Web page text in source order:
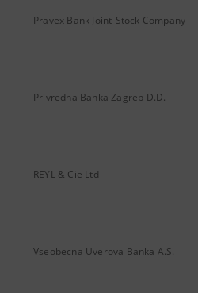
Pravex Bank Joint-Stock Company
Privredna Banka Zagreb D.D.
REYL & Cie Ltd
Vseobecna Uverova Banka A.S.